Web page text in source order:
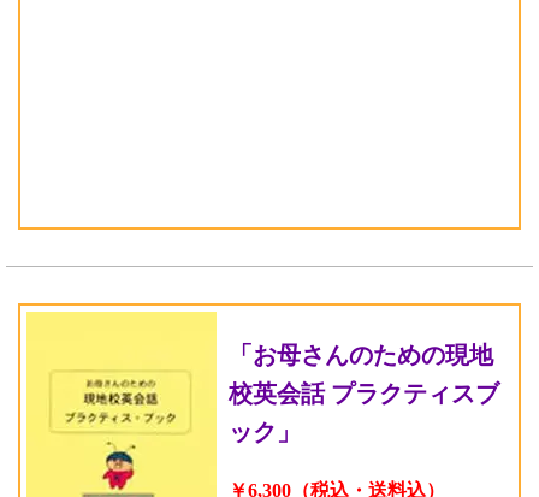
「お母さんのための現地
校英会話 プラクティスブ
ック」
￥6,300（税込・送料込）